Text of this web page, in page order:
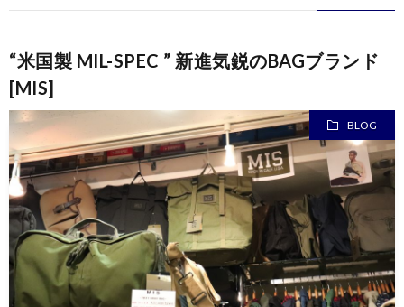
“米国製 MIL-SPEC ” 新進気鋭のBAGブランド
[MIS]
BLOG